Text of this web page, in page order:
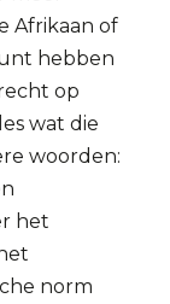
Afrikaan of
hebben
op
wat die
woorden:
het
norm